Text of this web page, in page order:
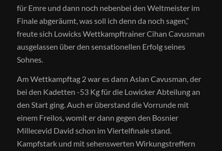
für Emre und dann noch nebenbei den Weltmeister im
Finale abgeräumt, was soll ich denn da noch sagen,“
freute sich Lowicks Wettkampftrainer Cihan Cavusman
ausgelassen über den sensationellen Erfolg seines
Sohnes.
Am Wettkampftag 2 war es dann Aslan Cavusman, der
bei den Kadetten -53 Kg für die Lowicker Abteilung an
den Start ging. Auch er überstand die Vorrunde mit
einem Freilos, womit er dann gegen den Bosnier
Millecevid David schon im Viertelfinale stand.
Kampfstark und mit sehenswerten Wirkungstreffern